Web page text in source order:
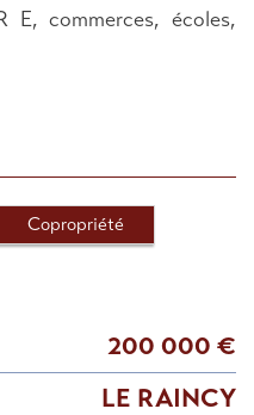
E, commerces, écoles,
Copropriété
200 000 €
LE RAINCY